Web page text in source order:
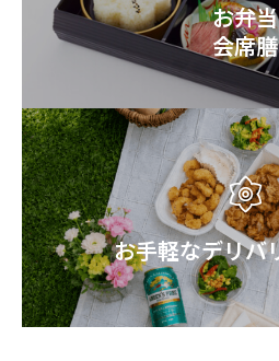
お弁当
会席膳
お手軽なデリバ